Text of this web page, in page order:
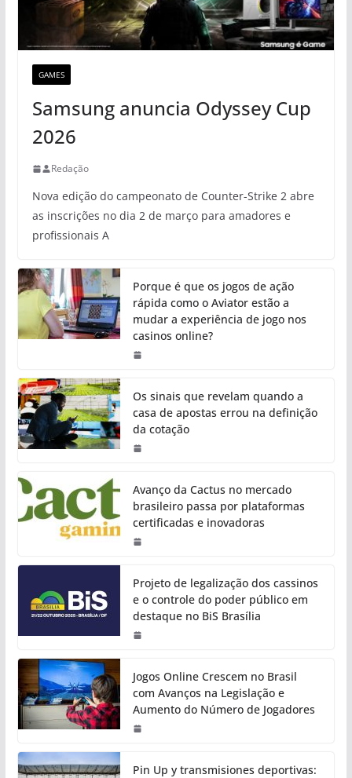
GAMES
Samsung anuncia Odyssey Cup
2026
Redação
Nova edição do campeonato de Counter-Strike 2 abre
as inscrições no dia 2 de março para amadores e
profissionais A
Porque é que os jogos de ação
rápida como o Aviator estão a
mudar a experiência de jogo nos
casinos online?
Os sinais que revelam quando a
casa de apostas errou na definição
da cotação
Avanço da Cactus no mercado
brasileiro passa por plataformas
certificadas e inovadoras
Projeto de legalização dos cassinos
e o controle do poder público em
destaque no BiS Brasília
Jogos Online Crescem no Brasil
com Avanços na Legislação e
Aumento do Número de Jogadores
Pin Up y transmisiones deportivas: